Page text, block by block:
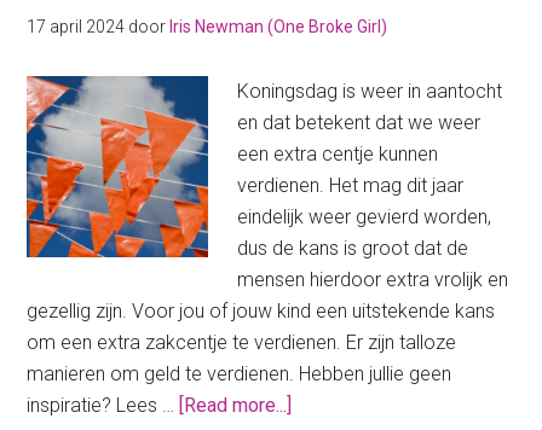
17 april 2024 door Iris Newman (One Broke Girl)
Koningsdag is weer in aantocht
en dat betekent dat we weer
een extra centje kunnen
verdienen. Het mag dit jaar
eindelijk weer gevierd worden,
dus de kans is groot dat de
mensen hierdoor extra vrolijk en
gezellig zijn. Voor jou of jouw kind een uitstekende kans
om een extra zakcentje te verdienen. Er zijn talloze
manieren om geld te verdienen. Hebben jullie geen
inspiratie? Lees …
[Read more...]